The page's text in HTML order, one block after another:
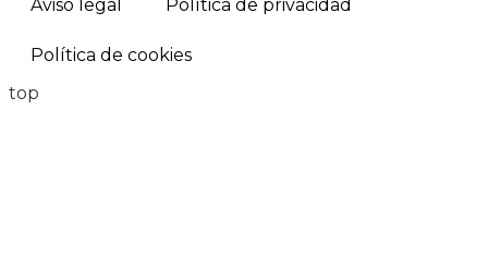
Aviso legal
Política de privacidad
Política de cookies
top